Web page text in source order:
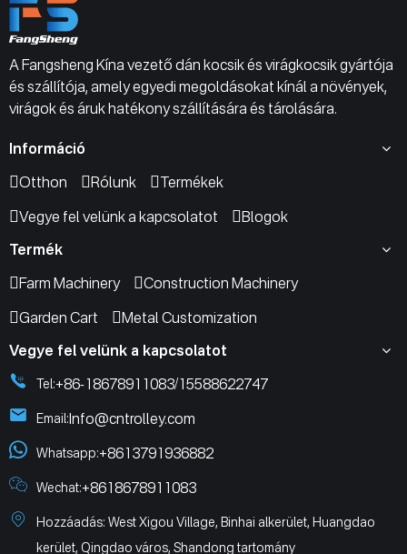
A Fangsheng Kína vezető dán kocsik és virágkocsik gyártója
és szállítója, amely egyedi megoldásokat kínál a növények,
virágok és áruk hatékony szállítására és tárolására.
Információ
Otthon
Rólunk
Termékek
Vegye fel velünk a kapcsolatot
Blogok
Termék
Farm Machinery
Construction Machinery
Garden Cart
Metal Customization
Vegye fel velünk a kapcsolatot
Tel:+86-18678911083/15588622747
Email:Info@cntrolley.com
Whatsapp:+8613791936882
Wechat:+8618678911083
Hozzáadás: West Xigou Village, Binhai alkerület, Huangdao
kerület, Qingdao város, Shandong tartomány